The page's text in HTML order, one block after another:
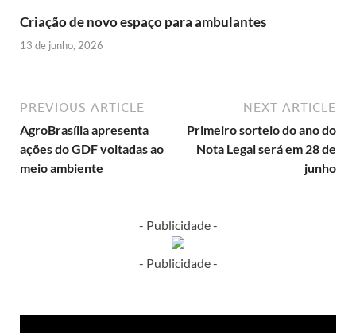
Criação de novo espaço para ambulantes
13 de junho, 2026
PREVIOUS ARTICLE
AgroBrasília apresenta
ações do GDF voltadas ao
meio ambiente
NEXT ARTICLE
Primeiro sorteio do ano do
Nota Legal será em 28 de
junho
- Publicidade -
- Publicidade -